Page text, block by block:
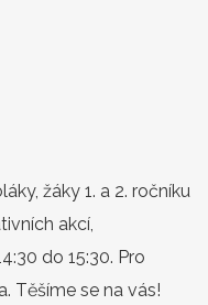
žáky 1. a 2. ročníku
akcí,
do 15:30. Pro
Těšíme se na vás!